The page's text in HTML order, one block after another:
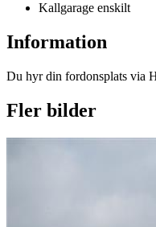
Kallgarage enskilt
Information
Du hyr din fordonsplats via
Fler bilder